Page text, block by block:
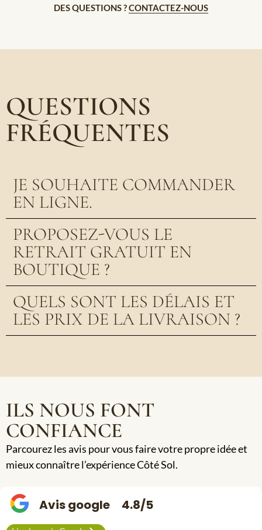
DES QUESTIONS ?CONTACTEZ-NOUS
QUESTIONS
FRÉQUENTES
JE SOUHAITE COMMANDER
EN LIGNE.
PROPOSEZ-VOUS LE
RETRAIT GRATUIT EN
BOUTIQUE ?
QUELS SONT LES DÉLAIS ET
LES PRIX DE LA LIVRAISON ?
ILS NOUS FONT
CONFIANCE
Parcourez les avis pour vous faire votre propre idée et
mieux connaître l’expérience Côté Sol.
Avis google 4.8/5